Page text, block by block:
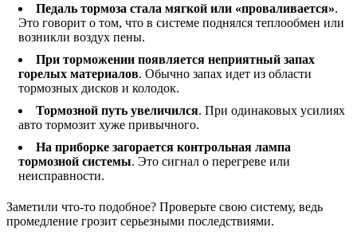
Педаль тормоза стала мягкой или «проваливается».
Это говорит о том, что в системе поднялся теплообмен или
возникли воздух пены.
При торможении появляется неприятный запах
горелых материалов. Обычно запах идет из области
тормозных дисков и колодок.
Тормозной путь увеличился. При одинаковых усилиях
авто тормозит хуже привычного.
На приборке загорается контрольная лампа
тормозной системы. Это сигнал о перегреве или
неисправности.
Заметили что-то подобное? Проверьте свою систему, ведь
промедление грозит серьезными последствиями.